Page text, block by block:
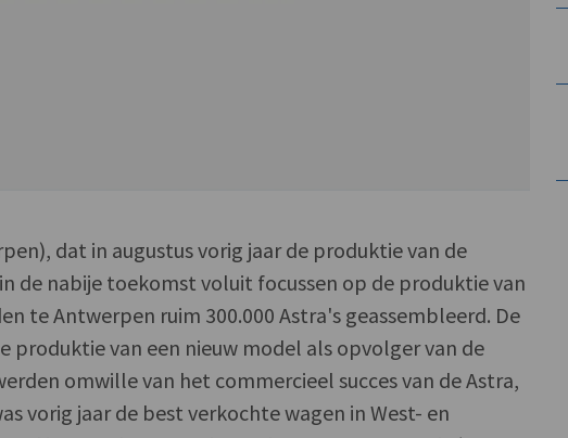
dat in augustus vorig jaar de produktie van de
de nabije toekomst voluit focussen op de produktie van
te Antwerpen ruim 300.000 Astra's geassembleerd. De
produktie van een nieuw model als opvolger van de
omwille van het commercieel succes van de Astra,
vorig jaar de best verkochte wagen in West- en